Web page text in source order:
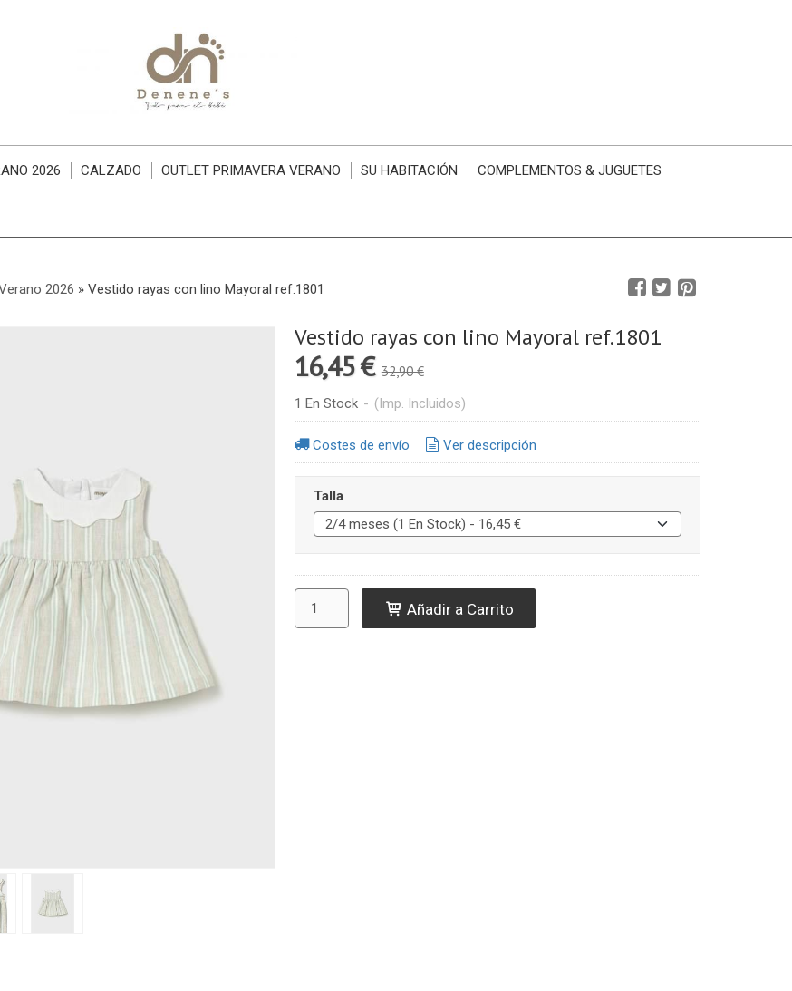
2026 CALZADO OUTLET PRIMAVERA VERANO SU HABITACIÓN COMPLEMENTOS & JUGUETES
2026 » Vestido rayas con lino Mayoral ref.1801
Vestido rayas con lino Mayoral ref.1801
16,45 € 32,90 €
1 En Stock - (Imp. Incluidos)
Costes de envío Ver descripción
Talla
Añadir a Carrito